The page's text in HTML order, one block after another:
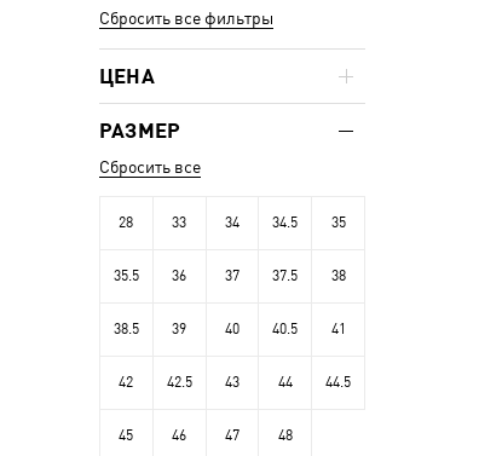
Сбросить все фильтры
ЦЕНА
РАЗМЕР
Сбросить все
28 33 34 34.5 35
35.5 36 37 37.5 38
38.5 39 40 40.5 41
42 42.5 43 44 44.5
45 46 47 48